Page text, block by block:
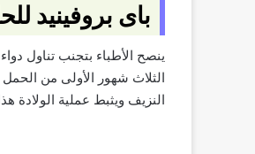
باى بروفينيد
ينصح الأطباء بتجنب تناول
النزيف ويثبط عملية الولادة